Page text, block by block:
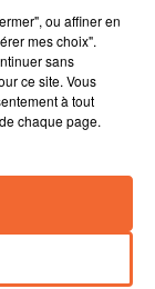
vient de
à la Petite
13 min 45 sec
ou affiner en
mes choix".
sans
ce site. Vous
à tout
chaque page.